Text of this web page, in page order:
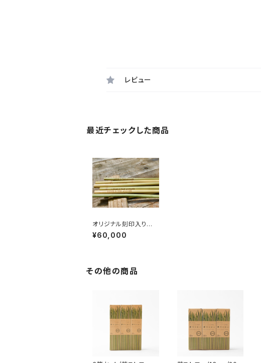
レビュー
最近チェックした商品
オリジナル刻印入り
草ストロー（20cm/50
00本）
¥60,000
その他の商品